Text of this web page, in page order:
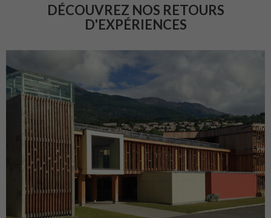
DÉCOUVREZ NOS RETOURS
D'EXPÉRIENCES